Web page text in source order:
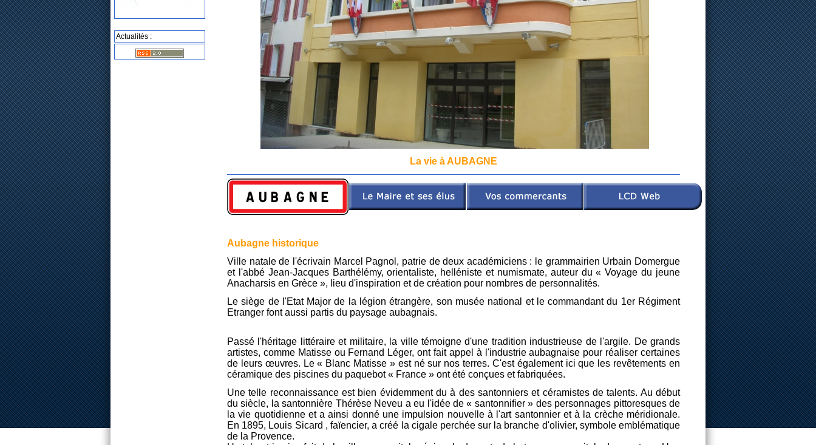
Actualités :
La vie à AUBAGNE
Aubagne historique
Ville natale de l'écrivain Marcel Pagnol, patrie de deux académiciens : le grammairien Urbain Domergue
et l'abbé Jean-Jacques Barthélémy, orientaliste, helléniste et numismate, auteur du « Voyage du jeune
Anacharsis en Grèce », lieu d'inspiration et de création pour nombres de personnalités.
Le siège de l'Etat Major de la légion étrangère, son musée national et le commandant du 1er Régiment
Etranger font aussi partis du paysage aubagnais.
Passé l'héritage littéraire et militaire, la ville témoigne d'une tradition industrieuse de l'argile. De grands
artistes, comme Matisse ou Fernand Léger, ont fait appel à l'industrie aubagnaise pour réaliser certaines
de leurs œuvres. Le « Blanc Matisse » est né sur nos terres. C'est également ici que les revêtements en
céramique des piscines du paquebot « France » ont été conçues et fabriquées.
Une telle reconnaissance est bien évidemment du à des santonniers et céramistes de talents. Au début
du siècle, la santonnière Thérèse Neveu a eu l'idée de « santonnifier » des personnages pittoresques de
la vie quotidienne et a ainsi donné une impulsion nouvelle à l'art santonnier et à la crèche méridionale.
En 1895, Louis Sicard , faïencier, a créé la cigale perchée sur la branche d'olivier, symbole emblématique
de la Provence.